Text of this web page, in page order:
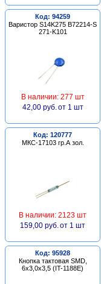
Код: 94259
Варистор S14K275 B72214-S
271-K101
В наличии: 277 шт
42,00 руб. от 1 шт
Код: 120777
МКС-17103 гр.А зол.
В наличии: 2123 шт
159,00 руб. от 1 шт
Код: 95928
Кнопка тактовая SMD,
6х3,0х3,5 (IT-1188E)